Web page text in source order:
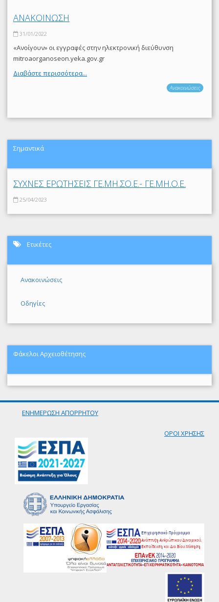
ΑΝΑΚΟΙΝΩΣΗ
31/01/2022
«Ανοίγουν» οι εγγραφές στην ηλεκτρονική διεύθυνση
mitroaorganoseon.yeka.gov.gr
Διαβάστε περισσότερα...
Ανακοινώσεις
Σημαντικά
ΣΥΧΝΕΣ ΕΡΩΤΗΣΕΙΣ ΓΕ.ΜΗ.ΣΟ.Ε.- ΓΕ.ΜΗ.Ο.Ε.
25/04/2023
Ετικέτες
Ανακοινώσεις
Οδηγίες
Φάκελοι Αρχειοθέτησης
ΕΝΗΜΕΡΩΣΗ ΑΠΟΡΡΗΤΟΥ
ΟΡΟΙ ΧΡΗΣΗΣ